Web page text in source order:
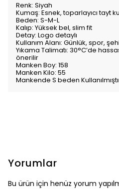
Renk: Siyah
Kumaş: Esnek, toparlayıcı tayt
Beden: S-M-L
Kalıp: Yüksek bel, slim fit
Detay: Logo detaylı
Kullanım Alanı: Günlük, spor,
Yıkama Talimatı: 30°C’de
önerilir
Manken Boy: 158
Manken Kilo: 55
Mankende S beden
Yorumlar
Bu ürün için henüz yorum